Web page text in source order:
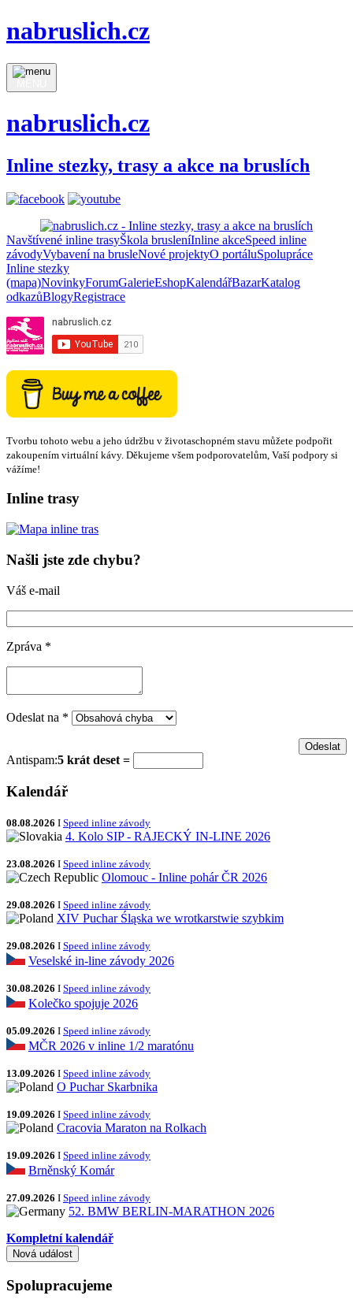
nabruslich.cz
nabruslich.cz
Inline stezky, trasy a akce na bruslích
Navštívené inline trasyŠkola brusleníInline akceSpeed inline
závodyVybavení na brusleNové projektyO portáluSpolupráce
Inline stezky
(mapa)NovinkyForumGalerieEshopKalendářBazarKatalog
odkazůBlogyRegistrace
Tvorbu tohoto webu a jeho údržbu v životaschopném stavu můžete podpořit
zakoupením virtuální kávy. Děkujeme všem podporovatelům, Vaší podpory si
vážíme!
Inline trasy
Našli jste zde chybu?
Váš e-mail
Zpráva *
Odeslat na *
Antispam:5 krát deset =
Kalendář
08.08.2026 I Speed inline závody
4. Kolo SIP - RAJECKÝ IN-LINE 2026
23.08.2026 I Speed inline závody
Olomouc - Inline pohár ČR 2026
29.08.2026 I Speed inline závody
XIV Puchar Śląska we wrotkarstwie szybkim
29.08.2026 I Speed inline závody
Veselské in-line závody 2026
30.08.2026 I Speed inline závody
Kolečko spojuje 2026
05.09.2026 I Speed inline závody
MČR 2026 v inline 1/2 maratónu
13.09.2026 I Speed inline závody
O Puchar Skarbnika
19.09.2026 I Speed inline závody
Cracovia Maraton na Rolkach
19.09.2026 I Speed inline závody
Brněnský Komár
27.09.2026 I Speed inline závody
52. BMW BERLIN-MARATHON 2026
Kompletní kalendář
Spolupracujeme